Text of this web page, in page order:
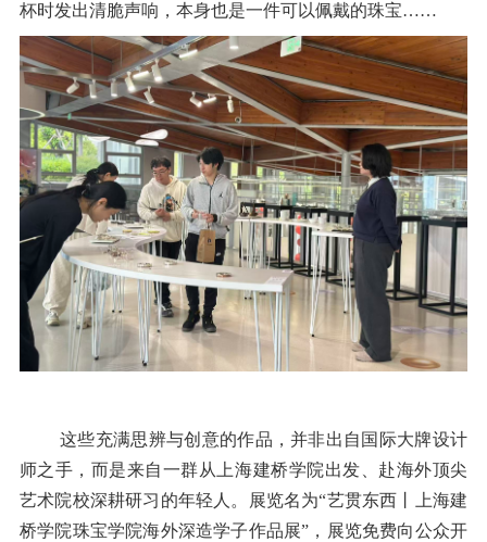
杯时发出清脆声响，本身也是一件可以佩戴的珠宝……
这些充满思辨与创意的作品，并非出自国际大牌设计
师之手，而是来自一群从上海建桥学院出发、赴海外顶尖
艺术院校深耕研习的年轻人。展览名为“艺贯东西丨上海建
桥学院珠宝学院海外深造学子作品展” ，展览免费向公众开